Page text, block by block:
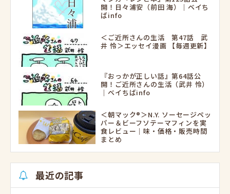
開！日々浦安（前田 海）｜ベイち
ばinfo
＜ご近所さんの生活 第47話 武
井 怜＞エッセイ漫画 【毎週更新】
『おっかが正しい話』第64話公
開！ご近所さんの生活（武井 怜）
｜ベイちばinfo
＜朝マック®＞N.Y. ソーセージペッ
パー＆ビーフソテーマフィンを実
食レビュー｜味・価格・販売時間
まとめ
最近の記事